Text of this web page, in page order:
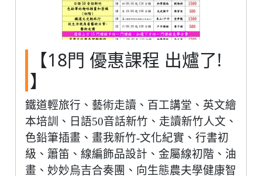
【18門 優惠課程 出爐了!
】
鐵道輕旅行、藝術走讀、百工講堂、英文繪
本培訓、日語50音話新竹、走讀新竹人文、
色鉛筆插畫、畫我新竹-文化紀實、行書初
級、簫笛、線編飾品設計、金屬線初階、油
畫、妙妙烏吉合奏團、向生態農夫學健康智